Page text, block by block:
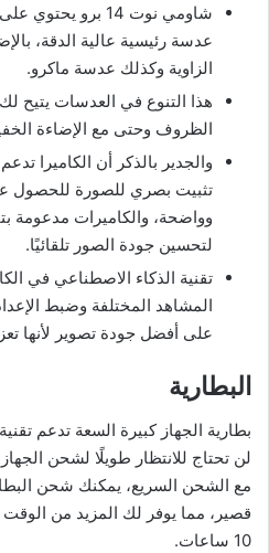
شاومي نوت 14 برو
عدسة رئيسية عالية الدقة،
الزاوية وكذلك عدسة ماكرو.
هذا التنوع في العدسات يتيح
الظروف وحتى مع الإضاءة
تثبيت بصري للصورة للحصول
وواضحة، والكاميرات مدعومة
لتحسين جودة الصور تلقائيًا.
تقنية الذكاء الاصطناعي في
المشاهد المختلفة وضبط
على أفضل جودة تصوير لأنها
البطارية
بطارية الجهاز كبيرة السعة تدعم
لن تحتاج للانتظار طويلًا لشحن
مع الشحن السريع، يمكنك شحن
قصير، مما يوفر لك المزيد من
10 ساعات.